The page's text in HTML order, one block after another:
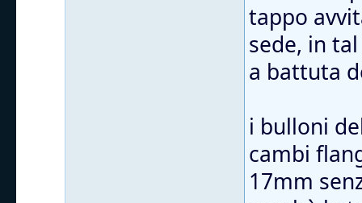
tappo
sede, in
a battuta
i bulloni
cambi
17mm